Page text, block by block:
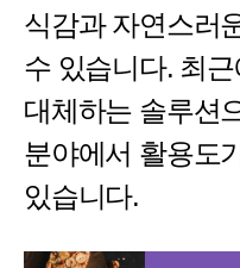
식감과 자연스러
수 있습니다. 최
대체하는 솔루션
분야에서 활용도
있습니다.